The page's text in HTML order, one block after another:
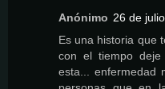
Anónimo 26 de
Es una historia que
con el tiempo
esta... enfermedad